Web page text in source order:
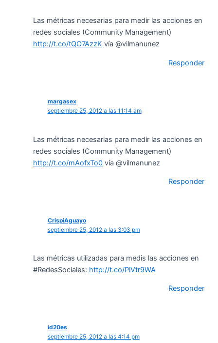
Las métricas necesarias para medir las acciones en
redes sociales (Community Management)
http://t.co/tQO7AzzK vía @vilmanunez
Responder
margasex
septiembre 25, 2012 a las 11:14 am
Las métricas necesarias para medir las acciones en
redes sociales (Community Management)
http://t.co/mAofxTo0 vía @vilmanunez
Responder
CrispiAguayo
septiembre 25, 2012 a las 3:03 pm
Las métricas utilizadas para medis las acciones en
#RedesSociales: http://t.co/PlVtr9WA
Responder
id20es
septiembre 25, 2012 a las 4:14 pm